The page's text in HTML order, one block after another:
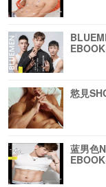
慾見
蓝男色